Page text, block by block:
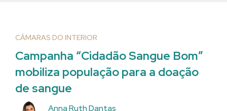
CÂMARAS DO INTERIOR
Campanha “Cidadão Sangue Bom”
mobiliza população para a doação
de sangue
Anna Ruth Dantas